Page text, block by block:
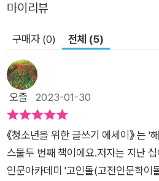
마이리뷰
구매자 (0) 전체 (5)
오즐 2023-01-30
《청소년을 위한 글쓰기 에세이》 는 '
스물두 번째 책이에요.저자는 지난
인문아카데미 '고인돌(고전인문학이